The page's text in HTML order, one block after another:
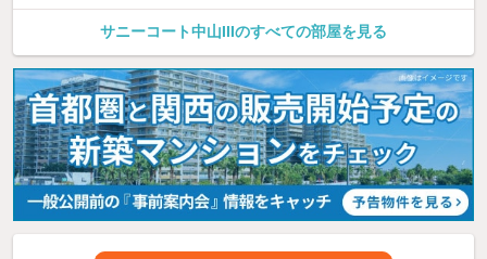
サニーコート中山IIIのすべての部屋を見る